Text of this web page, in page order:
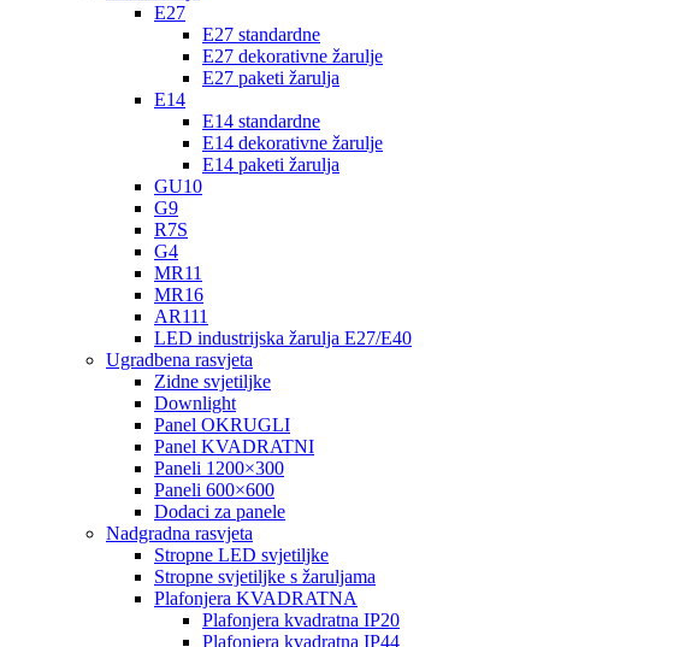
E27
E27 standardne
E27 dekorativne žarulje
E27 paketi žarulja
E14
E14 standardne
E14 dekorativne žarulje
E14 paketi žarulja
GU10
G9
R7S
G4
MR11
MR16
AR111
LED industrijska žarulja E27/E40
Ugradbena rasvjeta
Zidne svjetiljke
Downlight
Panel OKRUGLI
Panel KVADRATNI
Paneli 1200×300
Paneli 600×600
Dodaci za panele
Nadgradna rasvjeta
Stropne LED svjetiljke
Stropne svjetiljke s žaruljama
Plafonjera KVADRATNA
Plafonjera kvadratna IP20
Plafonjera kvadratna IP44